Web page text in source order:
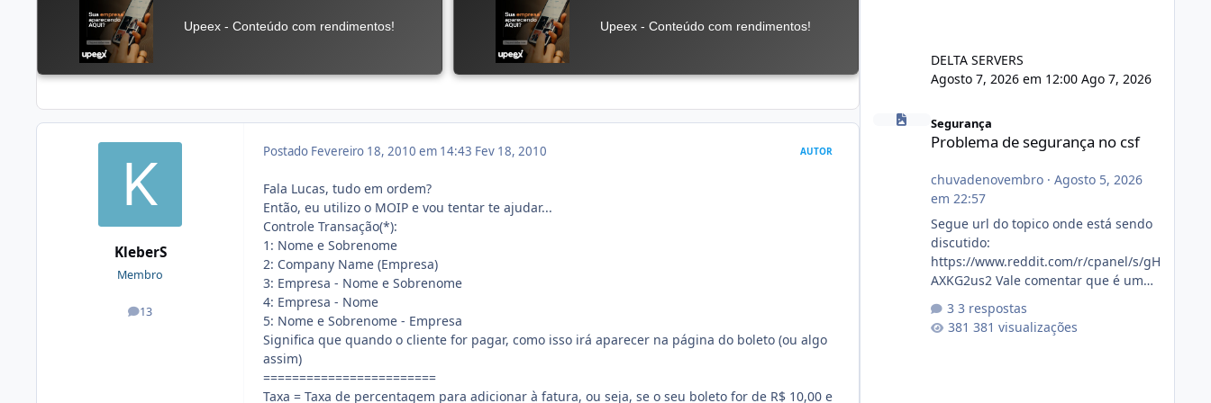
KleberS
Membro
13
posts
Postado Fevereiro 18, 2010 em 14:43 Fev 18, 2010 AUTOR
Fala Lucas, tudo em ordem?
Então, eu utilizo o MOIP e vou tentar te ajudar...
Controle Transação(*):
1: Nome e Sobrenome
2: Company Name (Empresa)
3: Empresa - Nome e Sobrenome
4: Empresa - Nome
5: Nome e Sobrenome - Empresa
Significa que quando o cliente for pagar, como isso irá aparecer na página do boleto (ou algo
assim)
========================
Taxa = Taxa de percentagem para adicionar à fatura, ou seja, se o seu boleto for de R$ 10,00 e
DELTA SERVERS
Agosto 7, 2026 em 12:00 Ago 7, 2026
Problema de segurança no csf
Segurança
Problema de segurança no csf
chuvadenovembro· Agosto 5, 2026
em 22:57
Segue url do topico onde está sendo
discutido:
https://www.reddit.com/r/cpanel/s/gH
AXKG2us2 Vale comentar que é um
pegada no da.
3 respostas
381 visualizações